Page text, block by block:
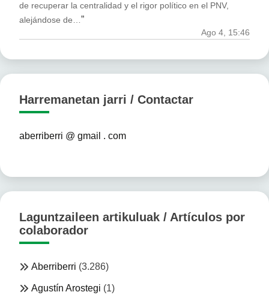
de recuperar la centralidad y el rigor político en el PNV,
alejándose de… ”
Ago 4, 15:46
Harremanetan jarri / Contactar
aberriberri @ gmail . com
Laguntzaileen artikuluak / Artículos por
colaborador
Aberriberri (3.286)
Agustín Arostegi (1)